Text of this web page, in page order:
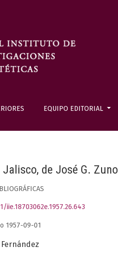
EQUIPO EDITORIAL
de José G. Zuno
iie.18703062e.1957.26.643
1957-09-01